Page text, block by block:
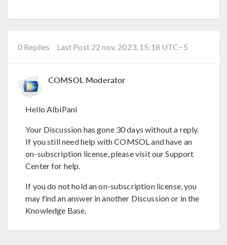
0 Replies Last Post 22 nov. 2023, 15:18 UTC−5
COMSOL Moderator
Hello AlbiPani
Your Discussion has gone 30 days without a reply.
If you still need help with COMSOL and have an
on-subscription license, please visit our Support
Center for help.
If you do not hold an on-subscription license, you
may find an answer in another Discussion or in the
Knowledge Base.